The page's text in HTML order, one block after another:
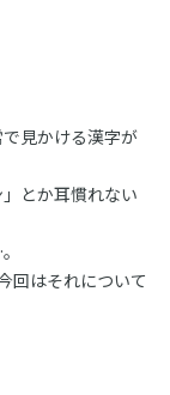
見かける漢字が
とか耳慣れない
回はそれについて